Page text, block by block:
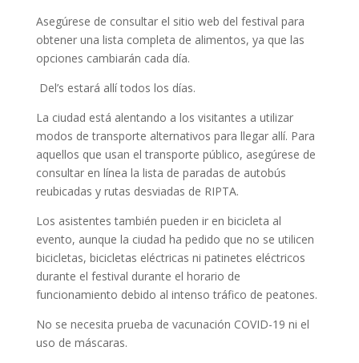
Asegúrese de consultar el sitio web del festival para
obtener una lista completa de alimentos, ya que las
opciones cambiarán cada día.
Del’s estará allí todos los días.
La ciudad está alentando a los visitantes a utilizar
modos de transporte alternativos para llegar allí. Para
aquellos que usan el transporte público, asegúrese de
consultar en línea la lista de paradas de autobús
reubicadas y rutas desviadas de RIPTA.
Los asistentes también pueden ir en bicicleta al
evento, aunque la ciudad ha pedido que no se utilicen
bicicletas, bicicletas eléctricas ni patinetes eléctricos
durante el festival durante el horario de
funcionamiento debido al intenso tráfico de peatones.
No se necesita prueba de vacunación COVID-19 ni el
uso de máscaras.